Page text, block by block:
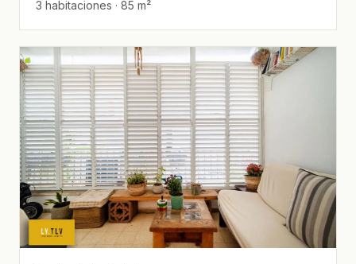
3 habitaciones · 85 m²